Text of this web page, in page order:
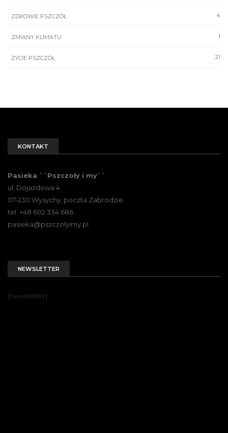
4
ZDROWIE PSZCZÓŁ
1
ZMIANY KLIMATU
21
ŻYCIE PSZCZÓŁ
KONTAKT
Pasieka ``Pszczoły i my``
ul. Dojazdowa 4
07-230 Wysychy, poczta Zabrodzie
tel. +48 602 334 686
pasieka@pszczolyimy.pl
NEWSLETTER
[newsletter]